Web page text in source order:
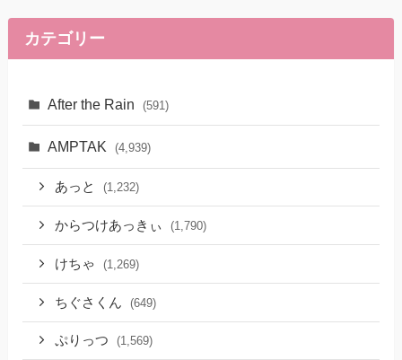
カテゴリー
After the Rain (591)
AMPTAK (4,939)
あっと (1,232)
からつけあっきぃ (1,790)
けちゃ (1,269)
ちぐさくん (649)
ぷりっつ (1,569)